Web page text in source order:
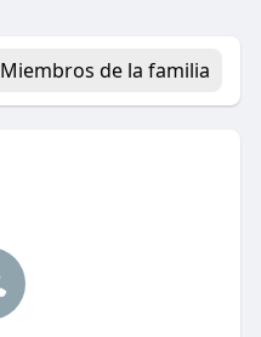
Miembros de la familia